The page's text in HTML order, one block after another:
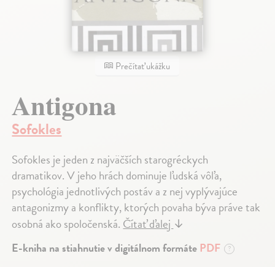
Prečítať ukážku
Antigona
Sofokles
Sofokles je jeden z najväčších starogréckych
dramatikov. V jeho hrách dominuje ľudská vôľa,
psychológia jednotlivých postáv a z nej vyplývajúce
antagonizmy a konflikty, ktorých povaha býva práve tak
osobná ako spoločenská.Čítať ďalej↓
E-kniha na stiahnutie v digitálnom formátePDF ?